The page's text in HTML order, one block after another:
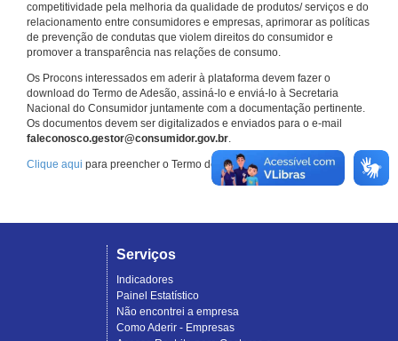
competitividade pela melhoria da qualidade de produtos/ serviços e do
relacionamento entre consumidores e empresas, aprimorar as políticas
de prevenção de condutas que violem direitos do consumidor e
promover a transparência nas relações de consumo.
Os Procons interessados em aderir à plataforma devem fazer o
download do Termo de Adesão, assiná-lo e enviá-lo à Secretaria
Nacional do Consumidor juntamente com a documentação pertinente.
Os documentos devem ser digitalizados e enviados para o e-mail
faleconosco.gestor@consumidor.gov.br.
Clique aqui para preencher o Termo de Adesão.
Serviços
Indicadores
Painel Estatístico
Não encontrei a empresa
Como Aderir - Empresas